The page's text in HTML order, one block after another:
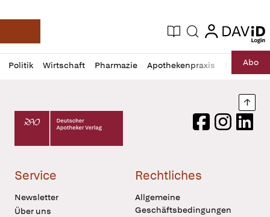
Deutsche Apotheker Zeitung
Aktuelle Ausgabe
Suche login
login
Politik Wirtschaft Pharmazie Apothekenpraxis RechtAbo
Profil
öffnen
Daz
Pur
Deutscher Apotheker Verlag Logo
FacebookInstagram
Service
Newsletter
Über uns
Rechtliches
Allgemeine
Geschäftsbedingungen